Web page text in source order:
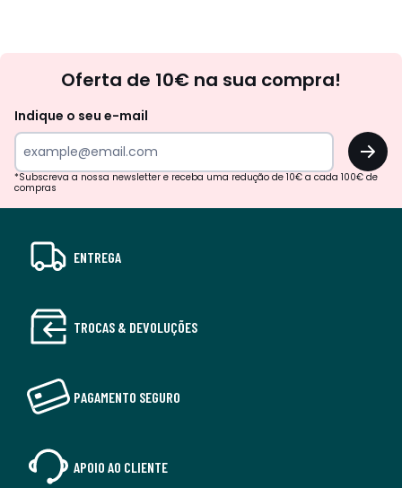
Oferta de 10€ na sua compra!
Indique o seu e-mail
OK
*Subscreva a nossa newsletter e receba uma redução de 10€ a cada 100€ de
compras
ENTREGA
TROCAS & DEVOLUÇÕES
PAGAMENTO SEGURO
APOIO AO CLIENTE